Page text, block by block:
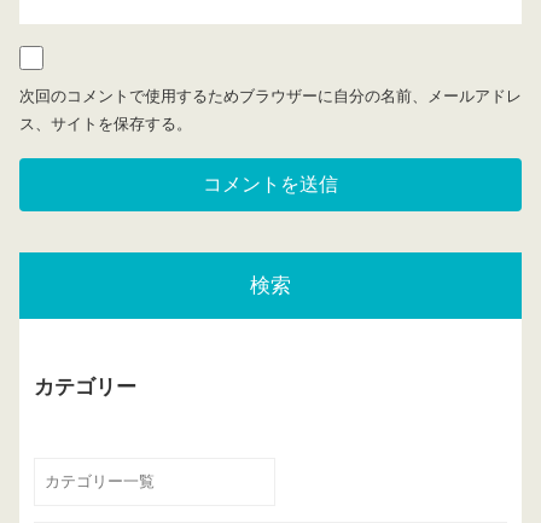
次回のコメントで使用するためブラウザーに自分の名前、メールアドレ
ス、サイトを保存する。
検索
カテゴリー